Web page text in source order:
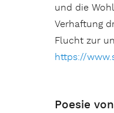
und die
Verhaftung
Flucht zur
https://
Poesie